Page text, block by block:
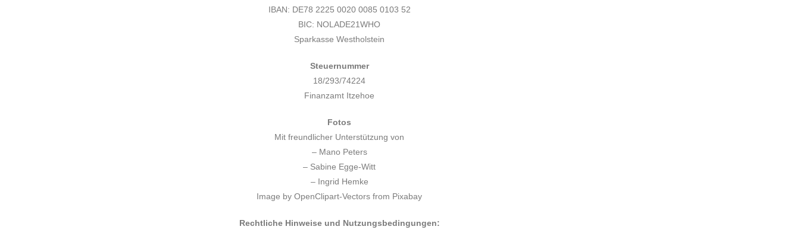
IBAN: DE78 2225 0020 0085 0103 52
BIC: NOLADE21WHO
Sparkasse Westholstein
Steuernummer
18/293/74224
Finanzamt Itzehoe
Fotos
Mit freundlicher Unterstützung von
– Mano Peters
– Sabine Egge-Witt
– Ingrid Hemke
Image by OpenClipart-Vectors from Pixabay
Rechtliche Hinweise und Nutzungsbedingungen: